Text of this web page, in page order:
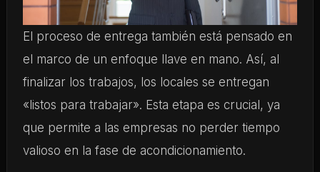
El proceso de entrega también está pensado en
el marco de un enfoque llave en mano. Así, al
finalizar los trabajos, los locales se entregan
«listos para trabajar». Esta etapa es crucial, ya
que permite a las empresas no perder tiempo
valioso en la fase de acondicionamiento.